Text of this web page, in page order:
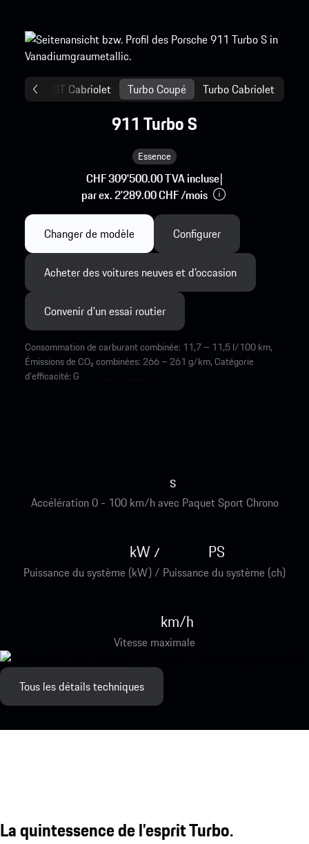
911 Turbo S
Essence
CHF 309'500.00 TVA incluse|
par ex. 2'289.00 CHF /mois
GT GT Cabriolet Turbo Coupé Turbo Cabriolet
Changer de modèle Configurer
Acheter des voitures neuves et d’occasion
Convenir d'un essai routier
Consommation de carburant combinée: 11,7 – 11,5 l/100 km,
Émissions de CO₂ combinées: 266 – 261 g/km, Catégorie
d'efficacité: G
Accélération 0 - 100 km/h avec Paquet Sport Chrono
s
Puissance du système (kW) / Puissance du système (ch)
kW/ PS
Vitesse maximale
km/h
Tous les détails techniques
La quintessence de l’esprit Turbo.